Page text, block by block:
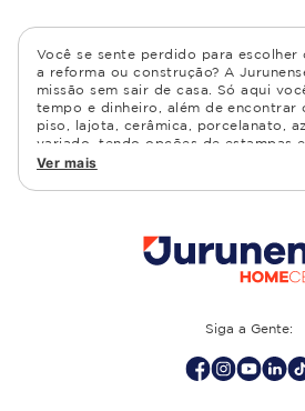
Você se sente perdido para escolher
a reforma ou construção? A
missão sem sair de casa. Só aqui
tempo e dinheiro, além de encontrar
piso, lajota, cerâmica, porcelanato,
variado, tendo opções de estampas
granito, cimento, geométrico, e muito
cozinha, quarto, sala de estar.
Ver mais
Siga a Gente: